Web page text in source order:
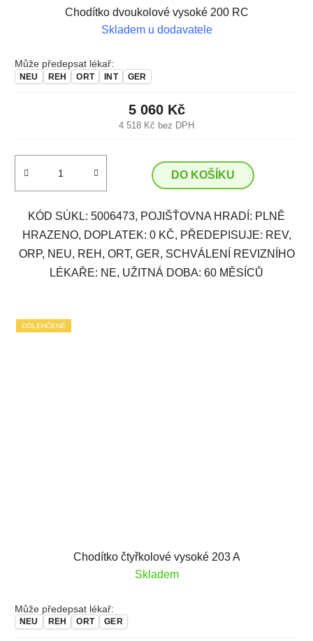
Chodítko dvoukolové vysoké 200 RC
Skladem u dodavatele
Může předepsat lékař:
NEU REH ORT INT GER
4 518 Kč bez DPH
5 060 Kč
DO KOŠÍKU
KÓD SÚKL: 5006473, POJIŠŤOVNA HRADÍ: PLNĚ
HRAZENO, DOPLATEK: 0 KČ, PŘEDEPISUJE: REV,
ORP, NEU, REH, ORT, GER, SCHVÁLENÍ REVIZNÍHO
LÉKAŘE: NE, UŽITNÁ DOBA: 60 MĚSÍCŮ
ODLEHČENÉ
Chodítko čtyřkolové vysoké 203 A
Skladem
Může předepsat lékař:
NEU REH ORT GER